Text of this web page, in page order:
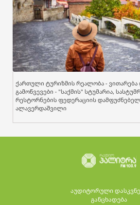
ქართული ტურიზმის რეალობა - ვითარება
გამოწვევები - "საქმის" სტუმარია,
რესტორნების ფედერაციის
ალავერდაშვილი
აუდიტორული
განცხადება